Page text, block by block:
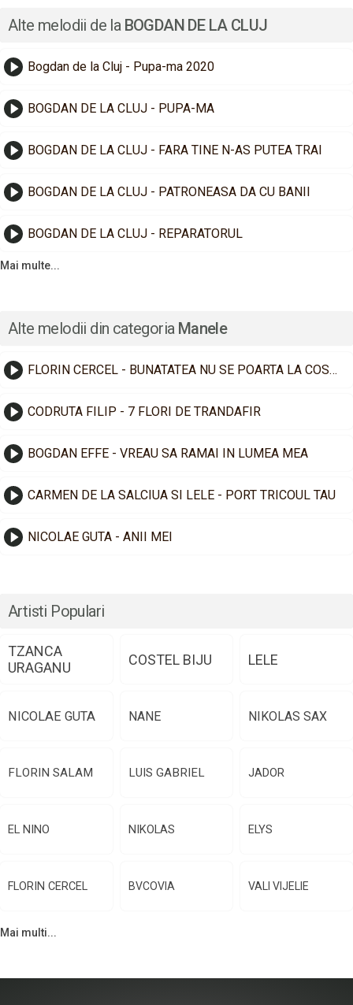
Alte melodii de la BOGDAN DE LA CLUJ
Bogdan de la Cluj - Pupa-ma 2020
BOGDAN DE LA CLUJ - PUPA-MA
BOGDAN DE LA CLUJ - FARA TINE N-AS PUTEA TRAI
BOGDAN DE LA CLUJ - PATRONEASA DA CU BANII
BOGDAN DE LA CLUJ - REPARATORUL
Mai multe...
Alte melodii din categoria Manele
FLORIN CERCEL - BUNATATEA NU SE POARTA LA COSTUM
CODRUTA FILIP - 7 FLORI DE TRANDAFIR
BOGDAN EFFE - VREAU SA RAMAI IN LUMEA MEA
CARMEN DE LA SALCIUA SI LELE - PORT TRICOUL TAU
NICOLAE GUTA - ANII MEI
Artisti Populari
TZANCA
URAGANU
COSTEL BIJU LELE
NICOLAE GUTA NANE NIKOLAS SAX
FLORIN SALAM LUIS GABRIEL JADOR
EL NINO NIKOLAS ELYS
FLORIN CERCEL BVCOVIA VALI VIJELIE
Mai multi...